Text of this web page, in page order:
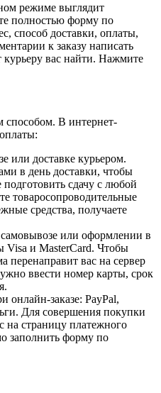
режиме выглядит
полностью форму по
способ доставки, оплаты,
к заказу написать
вас найти. Нажмите
способом. В интернет-
или доставке курьером.
в день доставки, чтобы
подготовить сдачу с любой
товаросопроводительные
средства, получаете
или оформлении в
Visa и MasterCard. Чтобы
перенаправит вас на сервер
ввести номер карты, срок
онлайн-заказе: PayPal,
Для совершения покупки
на страницу платежного
заполнить форму по